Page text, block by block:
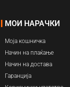
МОИ НАРАЧКИ
Моја кошничка
Начин на плаќање
Начин на достава
Гаранција